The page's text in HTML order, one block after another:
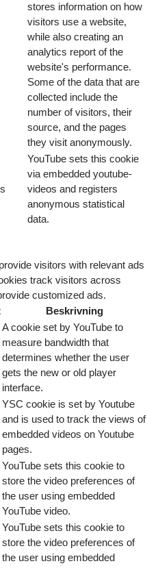
stores information on how
visitors use a website,
while also creating an
analytics report of the
website's performance.
Some of the data that are
collected include the
number of visitors, their
source, and the pages
they visit anonymously.
YouTube sets this cookie
via embedded youtube-
videos and registers
anonymous statistical
data.
visitors with relevant ads
track visitors across
customized ads.
Beskrivning
A cookie set by YouTube to
measure bandwidth that
determines whether the user
gets the new or old player
interface.
YSC cookie is set by Youtube
and is used to track the views of
embedded videos on Youtube
pages.
YouTube sets this cookie to
store the video preferences of
the user using embedded
YouTube video.
YouTube sets this cookie to
store the video preferences of
the user using embedded